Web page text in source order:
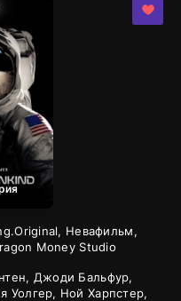
Невафильм,
Money Studio
Джоди Бальфур,
Уолгер, Ной Харпстер,